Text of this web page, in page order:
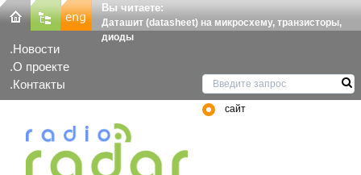
Вы читаете:
Даташит (datasheet) на микросхему, транзисторы,
диоды
Новости
О проекте
Контакты
сайт